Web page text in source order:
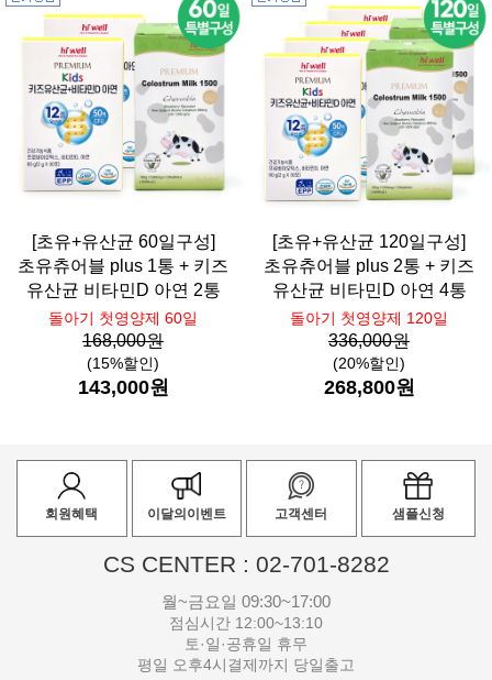
[초유+유산균 60일구성]
초유츄어블 plus 1통 + 키즈
유산균 비타민D 아연 2통
돌아기 첫영양제 60일
168,000원
(15%할인)
143,000원
[초유+유산균 120일구성]
초유츄어블 plus 2통 + 키즈
유산균 비타민D 아연 4통
돌아기 첫영양제 120일
336,000원
(20%할인)
268,800원
회원혜택 이달의이벤트 고객센터 샘플신청
CS CENTER : 02-701-8282
월~금요일 09:30~17:00
점심시간 12:00~13:10
토·일·공휴일 휴무
평일 오후4시결제까지 당일출고